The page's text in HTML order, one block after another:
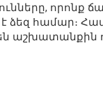
որոնք
համար։
աշխատանքին